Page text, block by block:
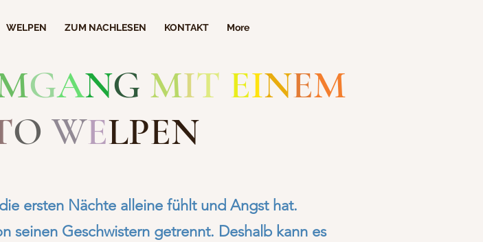
WELPEN ZUM NACHLESEN KONTAKT More
GANG MIT EINEM
O WELPEN
ersten Nächte alleine fühlt und Angst hat.
seinen Geschwistern getrennt. Deshalb kann es